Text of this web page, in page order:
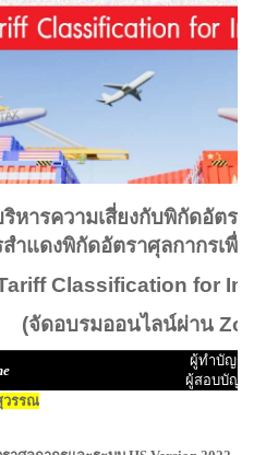
หารความเสี่ยงกับพิกัดอัตรา
ำแดงพิกัดอัตราศุลกากรเพื่
Classification for
(จัดอบรมออนไลน์ผ่าน
ผู้ทำบัญชี
ผู้สอบบัญชี
วรรณ